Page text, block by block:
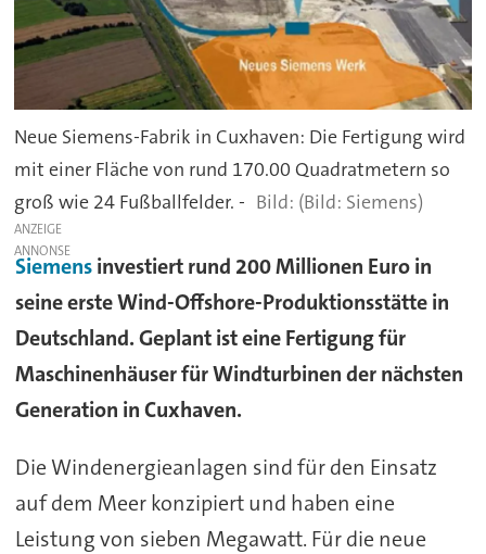
Neue Siemens-Fabrik in Cuxhaven: Die Fertigung wird
mit einer Fläche von rund 170.00 Quadratmetern so
groß wie 24 Fußballfelder. -
(Bild: Siemens)
ANZEIGE
Siemensinvestiert rund 200 Millionen Euro in
seine erste Wind-Offshore-Produktionsstätte in
Deutschland. Geplant ist eine Fertigung für
Maschinenhäuser für Windturbinen der nächsten
Generation in Cuxhaven.
Die Windenergieanlagen sind für den Einsatz
auf dem Meer konzipiert und haben eine
Leistung von sieben Megawatt. Für die neue